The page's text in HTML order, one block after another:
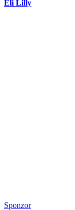
Eli Lilly
Sponzor